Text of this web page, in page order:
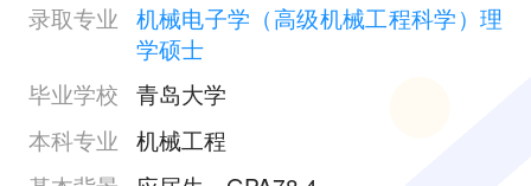
录取专业 机械电子学（高级机械工程科学）理
学硕士
毕业学校 青岛大学
本科专业 机械工程